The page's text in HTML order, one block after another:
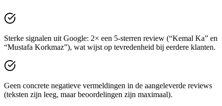
Sterke signalen uit Google: 2× een 5-sterren review (“Kemal Ka” en
“Mustafa Korkmaz”), wat wijst op tevredenheid bij eerdere klanten.
Geen concrete negatieve vermeldingen in de aangeleverde reviews
(teksten zijn leeg, maar beoordelingen zijn maximaal).